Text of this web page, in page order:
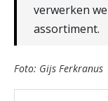
verwerken
assortiment.
Foto: Gijs Ferkranus